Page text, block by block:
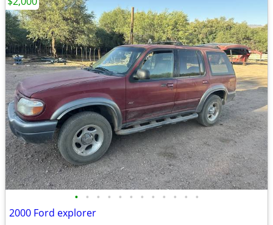
• • • • • • • • • • • •
2000 Ford explorer